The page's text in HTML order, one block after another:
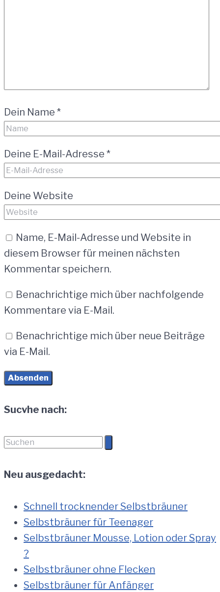
Dein Name *
Deine E-Mail-Adresse *
Deine Website
Name, E-Mail-Adresse und Website in
diesem Browser für meinen nächsten
Kommentar speichern.
Benachrichtige mich über nachfolgende
Kommentare via E-Mail.
Benachrichtige mich über neue Beiträge
via E-Mail.
Sucvhe nach:
Suchen
Neu ausgedacht:
Schnell trocknender Selbstbräuner
Selbstbräuner für Teenager
Selbstbräuner Mousse, Lotion oder Spray
?
Selbstbräuner ohne Flecken
Selbstbräuner für Anfänger